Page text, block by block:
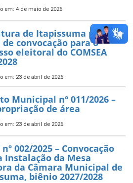
em: 4 de maio de 2026
de Itapissuma publica
convocação para o
eleitoral do COMSEA
em: 23 de abril de 2026
Municipal nº 011/2026 –
de área
em: 23 de abril de 2026
002/2025 – Convocação
Instalação da Mesa
da Câmara Municipal de
biênio 2027/2028